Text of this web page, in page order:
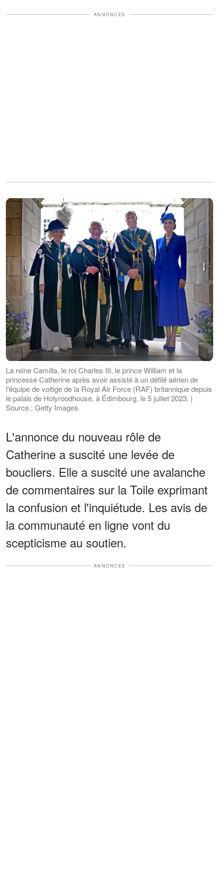
ANNONCES
La reine Camilla, le roi Charles III, le prince William et la
princesse Catherine après avoir assisté à un défilé aérien de
l'équipe de voltige de la Royal Air Force (RAF) britannique depuis
le palais de Holyroodhouse, à Édimbourg, le 5 juillet 2023. |
Source : Getty Images
L'annonce du nouveau rôle de
Catherine a suscité une levée de
boucliers. Elle a suscité une avalanche
de commentaires sur la Toile exprimant
la confusion et l'inquiétude. Les avis de
la communauté en ligne vont du
scepticisme au soutien.
ANNONCES